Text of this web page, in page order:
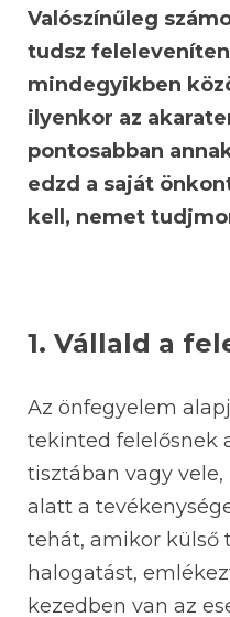
Valószínűleg
tudsz
mindegyikben
ilyenkor az
pontosabban
edzd a saját
kell, nemet
1. Vállald a
Az önfegyelem
tekinted felelősnek
tisztában vagy
alatt a
tehát, amikor külső
halogatást,
kezedben van az